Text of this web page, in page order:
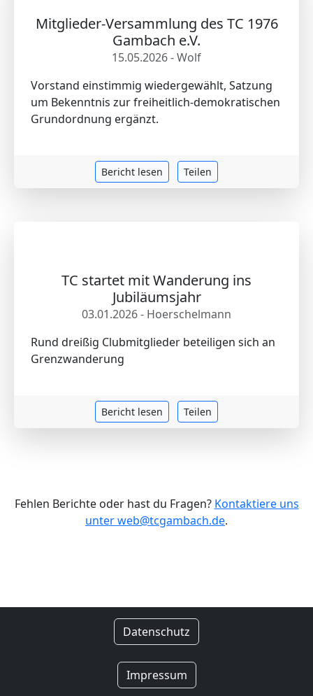
Mitglieder-Versammlung des TC 1976
Gambach e.V.
15.05.2026 - Wolf
Vorstand einstimmig wiedergewählt, Satzung
um Bekenntnis zur freiheitlich-demokratischen
Grundordnung ergänzt.
Bericht lesen Teilen
TC startet mit Wanderung ins
Jubiläumsjahr
03.01.2026 - Hoerschelmann
Rund dreißig Clubmitglieder beteiligen sich an
Grenzwanderung
Bericht lesen Teilen
Fehlen Berichte oder hast du Fragen? Kontaktiere uns
unter web@tcgambach.de.
Datenschutz
Impressum